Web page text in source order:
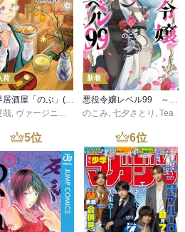
荷
異世界居酒屋「のぶ」(22)
哉, ヴァージニア二等兵 ,転
新着
悪役令嬢レベル99 ～私は裏ボスですが魔王ではありません～ その６
のこみ, 七夕さとり , Tea
5位 6位